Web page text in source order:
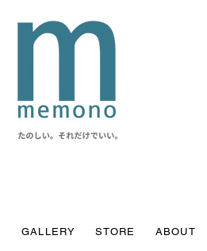
GALLERY STORE ABOUT